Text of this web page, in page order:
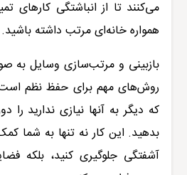
می‌کنند تا از انباشتگی کارهای
همواره خانه‌ای مرتب داشته باشید.
بازبینی و مرتب‌سازی وسایل به
روش‌های مهم برای حفظ نظم
که دیگر به آنها نیازی ندارید را
بدهید. این کار نه تنها به شما
آشفتگی جلوگیری کنید، بلکه